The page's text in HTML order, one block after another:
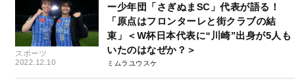
スポーツ
2022.12.10
ー少年団「さぎぬまSC」代表が語る！
「原点はフロンターレと街クラブの結
束」＜W杯日本代表に“川崎”出身が5人も
いたのはなぜか？＞
ミムラユウスケ